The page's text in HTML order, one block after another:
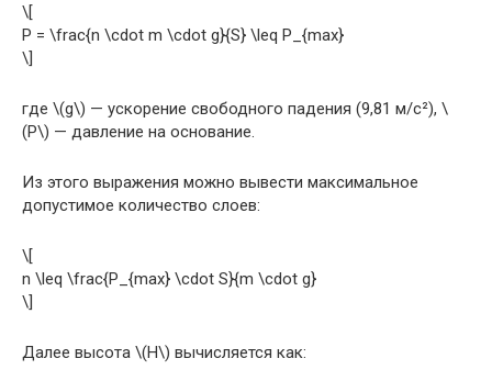
\[
P = \frac{n \cdot m \cdot g}{S} \leq P_{max}
\]
где \(g\) — ускорение свободного падения (9,81 м/с²), \
(P\) — давление на основание.
Из этого выражения можно вывести максимальное
допустимое количество слоев:
\[
n \leq \frac{P_{max} \cdot S}{m \cdot g}
\]
Далее высота \(H\) вычисляется как: